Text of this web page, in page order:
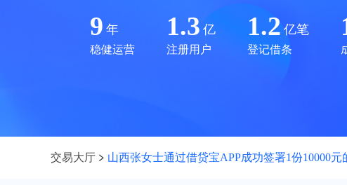
9 年
稳健运营
1.3 亿
注册用户
1.2 亿笔
登记借条
交易大厅 山西张女士通过借贷宝APP成功签署1份10000